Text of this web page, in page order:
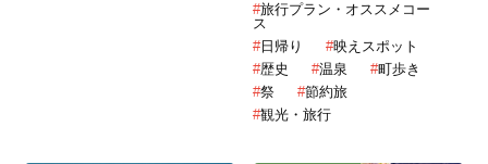
#旅行プラン・オススメコー
ス
#日帰り #映えスポット
#歴史 #温泉 #町歩き
#祭 #節約旅
#観光・旅行